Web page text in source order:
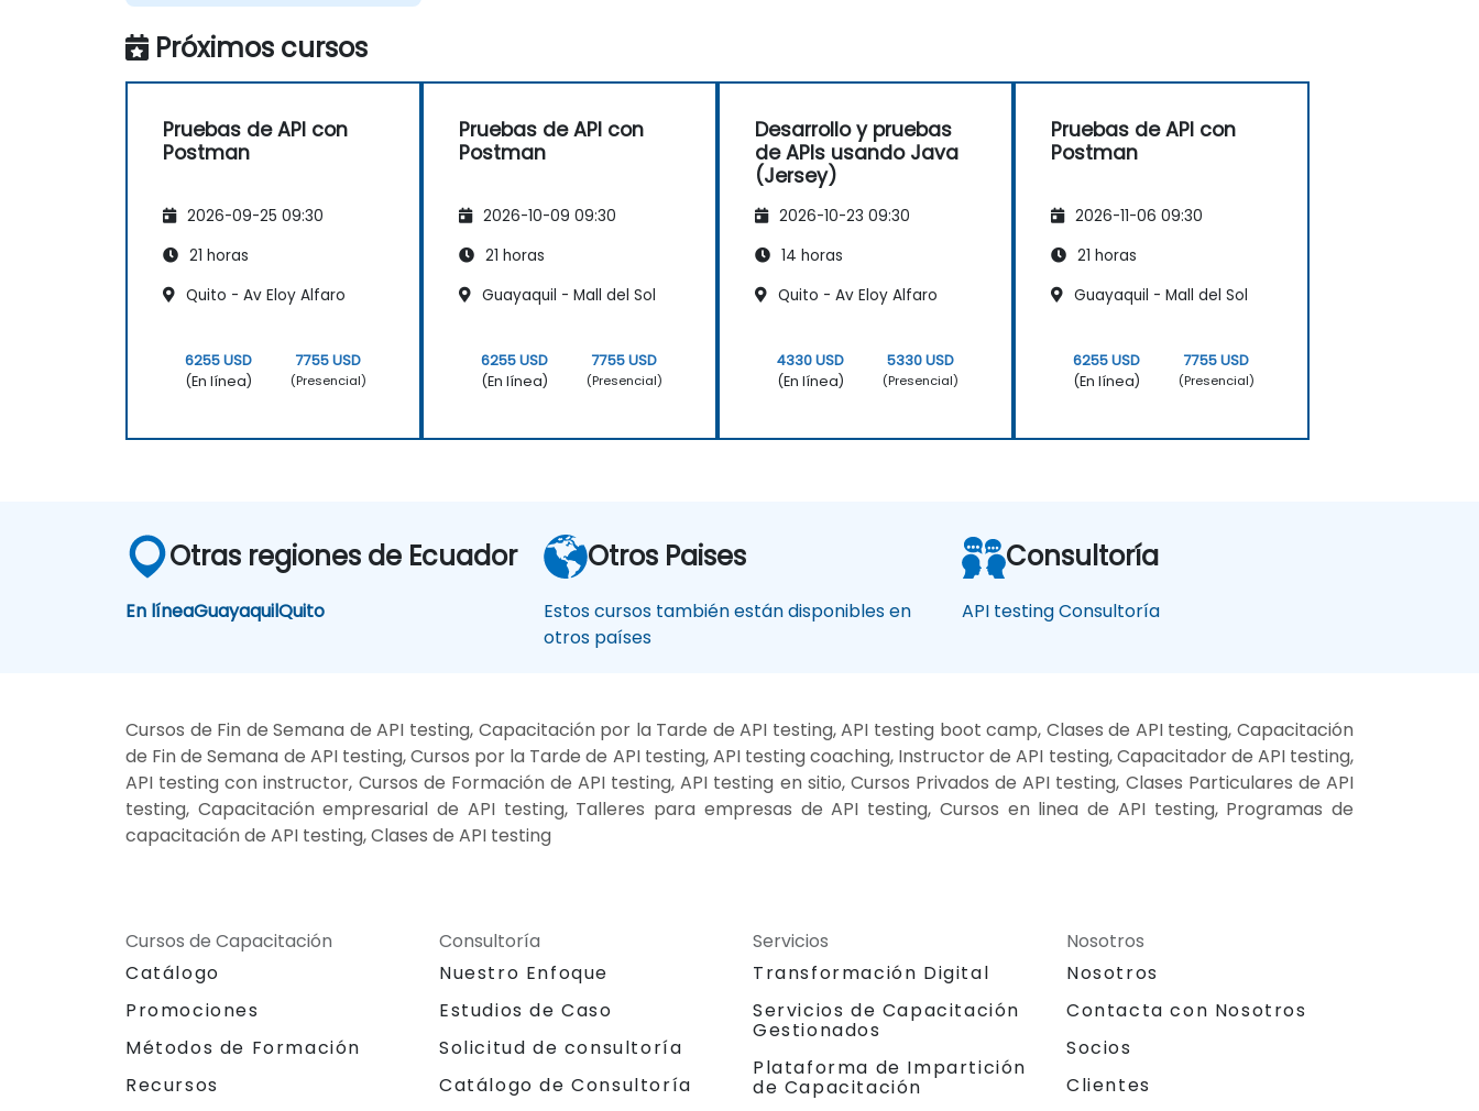
Próximos cursos
Pruebas de API con
Postman
2026-09-25 09:30
21 horas
Quito - Av Eloy Alfaro
6255 USD
(En línea)
7755 USD
(Presencial)
Pruebas de API con
Postman
2026-10-09 09:30
21 horas
Guayaquil - Mall del Sol
6255 USD
(En línea)
7755 USD
(Presencial)
Desarrollo y pruebas
de APIs usando Java
(Jersey)
2026-10-23 09:30
14 horas
Quito - Av Eloy Alfaro
4330 USD
(En línea)
5330 USD
(Presencial)
Pruebas de API con
Postman
2026-11-06 09:30
21 horas
Guayaquil - Mall del Sol
6255 USD
(En línea)
7755 USD
(Presencial)
Otras regiones de Ecuador
En líneaGuayaquilQuito
Otros Paises
Estos cursos también están disponibles en
otros países
Consultoría
API testing Consultoría
Cursos de Fin de Semana de API testing, Capacitación por la Tarde de API testing, API testing boot camp, Clases de API testing, Capacitación
de Fin de Semana de API testing, Cursos por la Tarde de API testing, API testing coaching, Instructor de API testing, Capacitador de API testing,
API testing con instructor, Cursos de Formación de API testing, API testing en sitio, Cursos Privados de API testing, Clases Particulares de API
testing, Capacitación empresarial de API testing, Talleres para empresas de API testing, Cursos en linea de API testing, Programas de
capacitación de API testing, Clases de API testing
Cursos de Capacitación
Catálogo
Promociones
Métodos de Formación
Recursos
Consultoría
Nuestro Enfoque
Estudios de Caso
Solicitud de consultoría
Catálogo de Consultoría
Servicios
Transformación Digital
Servicios de Capacitación
Gestionados
Plataforma de Impartición
de Capacitación
Nosotros
Nosotros
Contacta con Nosotros
Socios
Clientes